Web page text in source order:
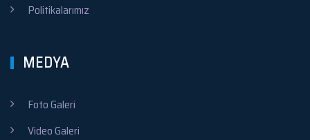
Politikalarımız
MEDYA
Foto Galeri
Video Galeri